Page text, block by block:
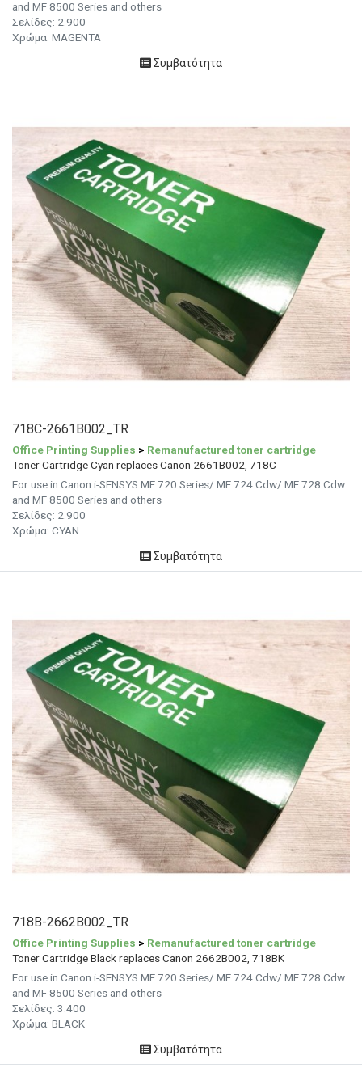
and MF 8500 Series and others
Σελίδες: 2.900
Χρώμα: MAGENTA
Συμβατότητα
718C-2661B002_TR
Office Printing Supplies > Remanufactured toner cartridge
Toner Cartridge Cyan replaces Canon 2661B002, 718C
For use in Canon i-SENSYS MF 720 Series/ MF 724 Cdw/ MF 728 Cdw
and MF 8500 Series and others
Σελίδες: 2.900
Χρώμα: CYAN
Συμβατότητα
718B-2662B002_TR
Office Printing Supplies > Remanufactured toner cartridge
Toner Cartridge Black replaces Canon 2662B002, 718BK
For use in Canon i-SENSYS MF 720 Series/ MF 724 Cdw/ MF 728 Cdw
and MF 8500 Series and others
Σελίδες: 3.400
Χρώμα: BLACK
Συμβατότητα